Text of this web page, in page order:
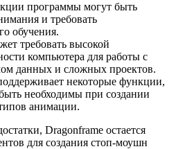
программы могут быть
и требовать
обучения.
требовать высокой
компьютера для работы с
данных и сложных проектов.
некоторые функции,
необходимы при создании
анимации.
Dragonframe остается
для создания стоп-моушн